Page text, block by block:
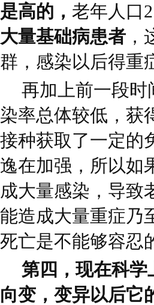
是高的， 老年人口
大量基础病患者
群，感染以后得重
再加上前一段时
染率总体较低，获
接种获取了一定的
逸在加强，所以如
成大量感染，导致
能造成大量重症乃
死亡是不能够容忍
第四，现在科学
向变，变异以后它